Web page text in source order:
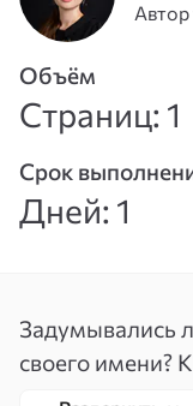
Адрес
эл. почты
или
телефон
Пароль
Войти
Автор
Объём
Страниц: 1
Срок
Дней: 1
Задумывались
своего имени?
высший смысл